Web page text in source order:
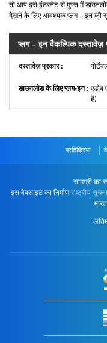
तो आप इसे इंटरनेट से मुफ्त में
देखने के लिए आवश्यक प्लग – इन की
प्लग – इन वैकल्पिक दस्तावेज़
एडोब
है)
प्रतिक्रिया
सामग्री का
इस वेबसाइट का निर्माणराष्ट्रीय